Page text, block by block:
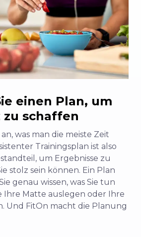
einen Plan, um
zu schaffen
was man die meiste Zeit
Trainingsplan ist also
um Ergebnisse zu
stolz sein können. Ein Plan
genau wissen, was Sie tun
Ihre Matte auslegen oder Ihre
Und FitOn macht die Planung